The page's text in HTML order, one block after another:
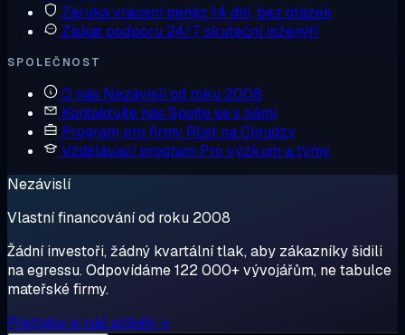
Záruka vrácení peněz 14 dní, bez otázek
Získat podporu 24/7, skuteční inženýři
SPOLEČNOST
O nás Nezávislí od roku 2008
Kontaktujte nás Spojte se s námi
Program pro firmy Růst na Cloudzy
Vzdělávací program Pro výzkum a týmy
Nezávislí
Vlastní financování od roku 2008
Žádní investoři, žádný kvartální tlak, aby zákazníky šidili
na egressu. Odpovídáme 122 000+ vývojářům, ne tabulce
mateřské firmy.
Přečtěte si náš příběh →